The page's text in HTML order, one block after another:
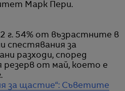
Марк Пери.
г. 54% от възрастните в
спестявания за
разходи, според
резерв от май, което е
за щастие“: Съветите